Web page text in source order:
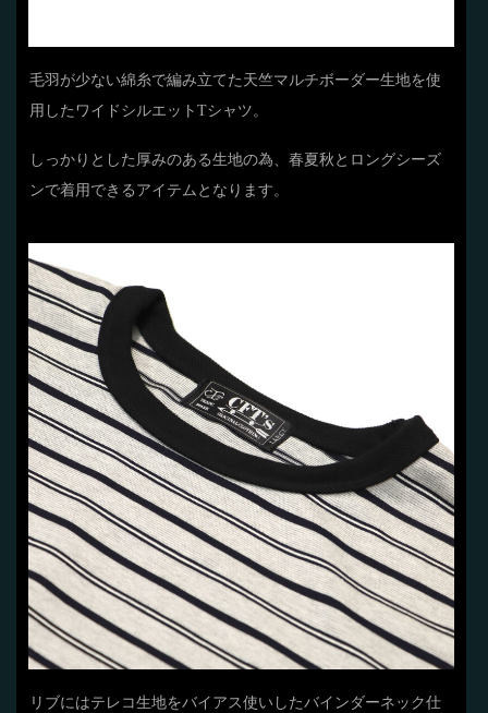
毛羽が少ない綿糸で編み立てた天竺マルチボーダー生地を使
用したワイドシルエットTシャツ。
しっかりとした厚みのある生地の為、春夏秋とロングシーズ
ンで着用できるアイテムとなります。
リブにはテレコ生地をバイアス使いしたバインダーネック仕